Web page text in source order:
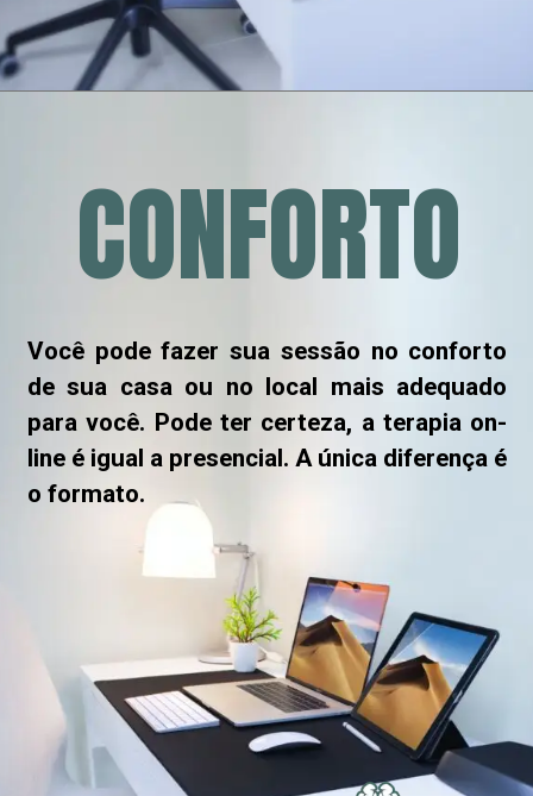
CONFORTO
Você pode fazer sua sessão no conforto
de sua casa ou no local mais adequado
para você. Pode ter certeza, a terapia on-
line é igual a presencial. A única diferença é
o formato.